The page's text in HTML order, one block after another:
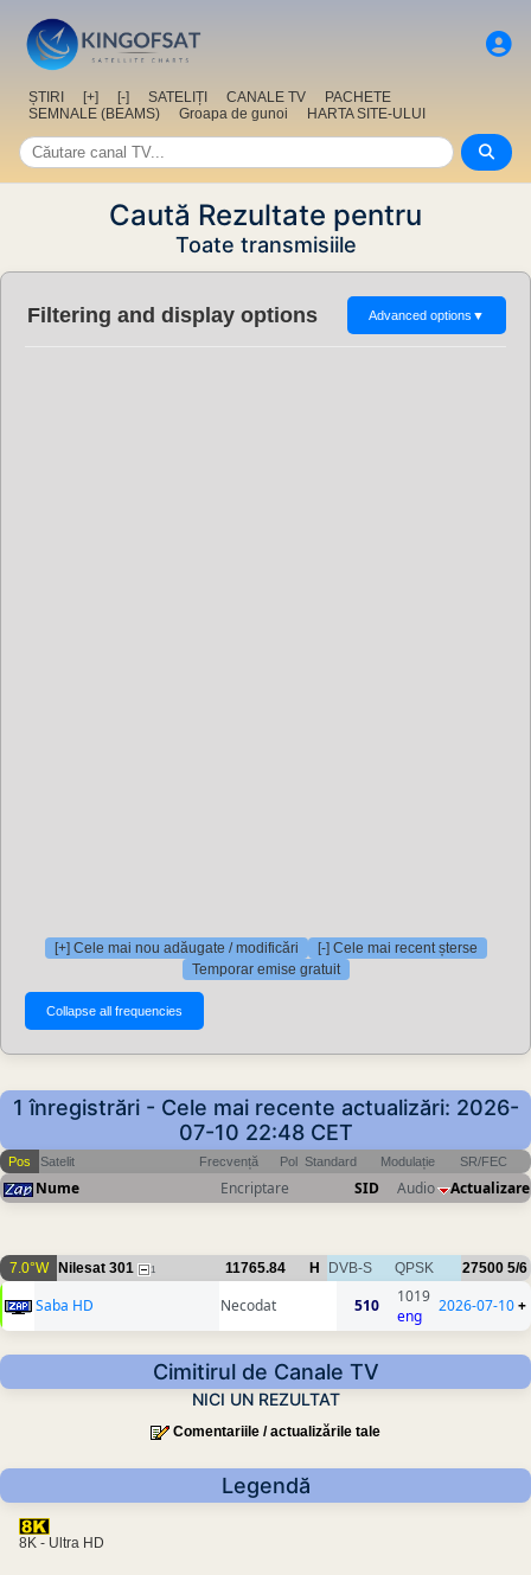
ȘTIRI [+] [-] SATELIȚI CANALE TV
PACHETE
SEMNALE (BEAMS)
Groapa de gunoi HARTA SITE-ULUI
Caută Rezultate pentru
Toate transmisiile
Filtering and display options Advanced options ▼
[+] Cele mai nou adăugate / modificări
[-] Cele mai recent șterse
Temporar emise gratuit
1 înregistrări - Cele mai recente actualizări: 2026-
07-10 22:48 CET
Pos Satelit Frecvență Pol Standard Modulație SR/FEC
Nume Encriptare SID Audio Actualizare
7.0°W Nilesat 301 1 11765.84 H DVB-S QPSK 27500 5/6
Saba HD Necodat 510
1019
eng
2026-07-10+
Cimitirul de Canale TV
NICI UN REZULTAT
Comentariile / actualizările tale
Legendă
8K - Ultra HD